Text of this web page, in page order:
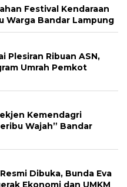
Festival Kendaraan
Warga Bandar Lampung
Plesiran Ribuan ASN,
Umrah Pemkot
Kemendagri
Wajah” Bandar
Dibuka, Bunda Eva
Ekonomi dan UMKM